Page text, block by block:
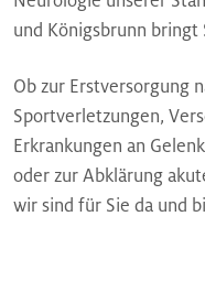
und Königsbrunn bringt
Ob zur Erstversorgung
Sportverletzungen,
Erkrankungen an
oder zur Abklärung
wir sind für Sie da und